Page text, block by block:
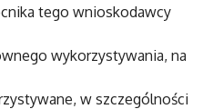
tego wnioskodawcy
wykorzystywania, na
w szczególności